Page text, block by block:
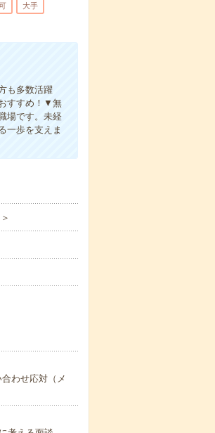
大手
も多数活躍
すすめ！▼無
場です。未経
一歩を支えま
わせ応対（メ